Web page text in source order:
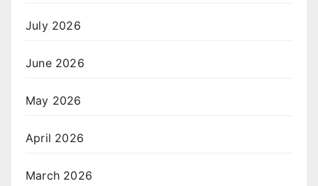
July 2026
June 2026
May 2026
April 2026
March 2026